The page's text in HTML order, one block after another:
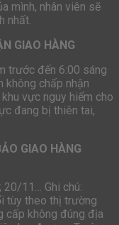
mình, nhân viên sẽ
nhất.
GIAO HÀNG
trước đến 6:00 sáng
không chấp nhận
vực nguy hiểm cho
đang bị thiên tai,
GIAO HÀNG
11… Ghi chú:
tùy theo thị trường
cấp không đúng địa